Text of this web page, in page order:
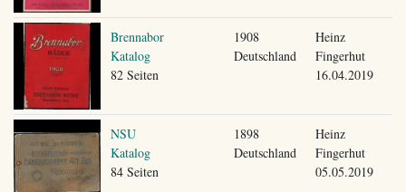
Brennabor
Katalog
82 Seiten
1908
Deutschland
Heinz
Fingerhut
16.04.2019
NSU
Katalog
84 Seiten
1898
Deutschland
Heinz
Fingerhut
05.05.2019